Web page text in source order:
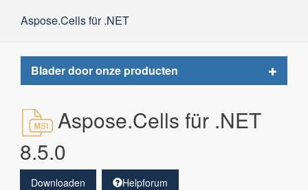
Aspose.Cells für .NET
Blader door onze producten
Toggle
Aspose.Cells für .NET
8.5.0
Downloaden Helpforum